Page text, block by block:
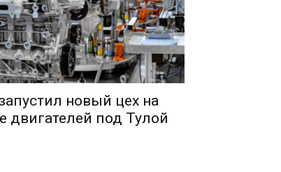
новый цех на
двигателей под Тулой